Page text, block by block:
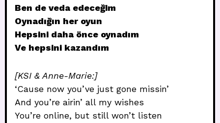
Ben de veda edeceğim
Oynadığın her oyun
Hepsini daha önce oynadım
Ve hepsini kazandım
[KSI & Anne-Marie:]
‘Cause now you’ve just gone missin’
And you’re airin’ all my wishes
You’re online, but still won’t listen